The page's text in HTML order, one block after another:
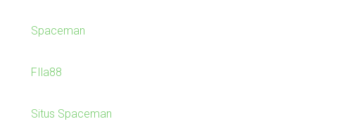
Spaceman
FIla88
Situs Spaceman